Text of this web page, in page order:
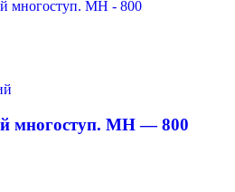
многоступ. МН — 800